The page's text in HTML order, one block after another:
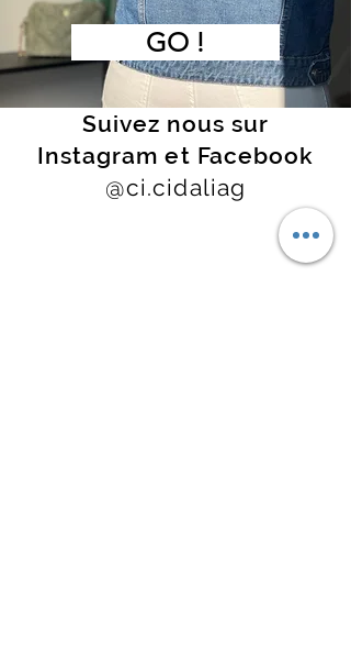
GO !
Suivez nous sur
Instagram et Facebook
@ci.cidaliag